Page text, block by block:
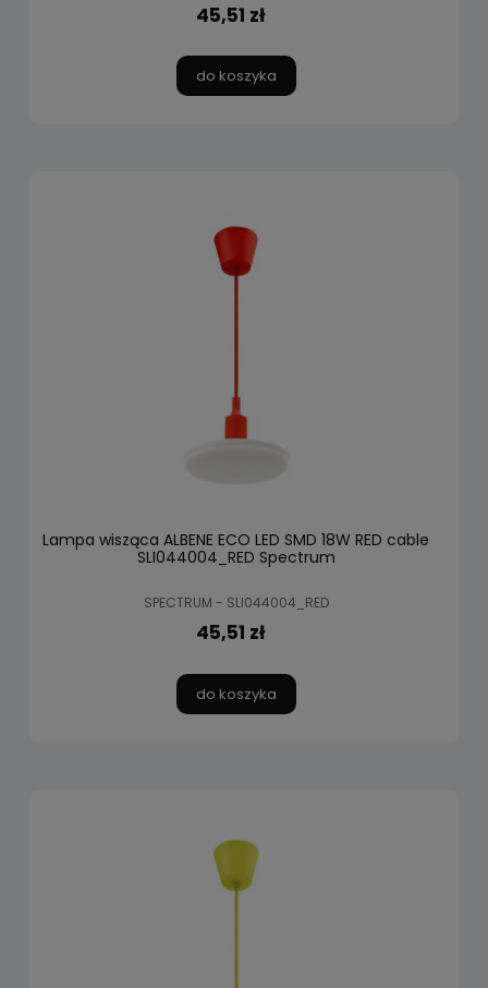
45,51 zł
do koszyka
Lampa wisząca ALBENE ECO LED SMD 18W RED cable
SLI044004_RED Spectrum
SPECTRUM - SLI044004_RED
45,51 zł
do koszyka